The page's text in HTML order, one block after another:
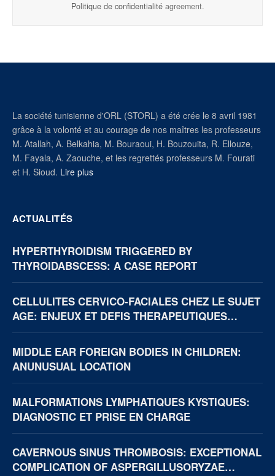
Politique de confidentialitéagreement.
La société tunisienne d'ORL (STORL) a été crée le 8 avril 1981
grâce à la volonté et au courage de nos maîtres les professeurs
M. Atallah, A. Belkahia, M. Bouraoui, H. Bouzouita, R. Ellouze,
M. Fayala, A. Zaouche, et les regrettés professeurs M. Fourati
et H. Sioud. Lire plus
ACTUALITÉS
HYPERTHYROIDISM TRIGGERED BY
THYROIDABSCESS: A CASE REPORT
CELLULITES CERVICO-FACIALES CHEZ LE SUJET
AGE: ENJEUX ET DEFIS THERAPEUTIQUES
(BOUAKE, CÔTE D’IVOIRE)
MIDDLE EAR FOREIGN BODIES IN CHILDREN:
ANUNUSUAL LOCATION
MALFORMATIONS LYMPHATIQUES KYSTIQUES:
DIAGNOSTIC ET PRISE EN CHARGE
CAVERNOUS SINUS THROMBOSIS: EXCEPTIONAL
COMPLICATION OF ASPERGILLUSORYZAE